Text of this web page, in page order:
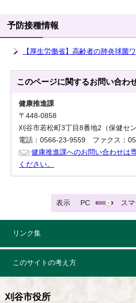
予防接種情報
【厚生労働省】高齢者の肺炎球菌
このページに関するお問い合わ
健康推進課
〒448-0858
刈谷市若松町3丁目8番地2（保健セン
電話：0566-23-9559 ファクス：
健康推進課へのお問い合わせは
ください。
表示 PC ス
リンク集
このサイトの考え方
刈谷市役所